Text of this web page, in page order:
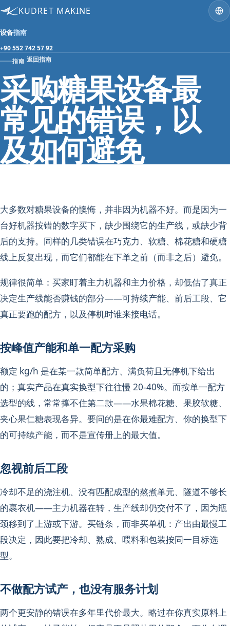
KUDRET MAKINE
设备指南
+90 552 742 57 92
指南 返回指南
采购糖果设备最
常见的错误，以
及如何避免
大多数对糖果设备的懊悔，并非因为机器不好。而是因为一
台好机器按错的数字买下，缺少围绕它的生产线，或缺少背
后的支持。同样的几类错误在巧克力、软糖、棉花糖和硬糖
线上反复出现，而它们都能在下单之前（而非之后）避免。
规律很简单：买家盯着主力机器和主力价格，却低估了真正
决定生产线能否赚钱的部分——可持续产能、前后工段、它
真正要跑的配方，以及停机时谁来接电话。
按峰值产能和单一配方采购
额定 kg/h 是在某一款简单配方、满负荷且无停机下给出
的；真实产品在真实换型下往往慢 20-40%。而按单一配方
选型的线，常常撑不住第二款——水果棉花糖、果胶软糖、
夹心果仁糖表现各异。要问的是在你最难配方、你的换型下
的可持续产能，而不是宣传册上的最大值。
忽视前后工段
冷却不足的浇注机、没有匹配成型的熬煮单元、隧道不够长
的裹衣机——主力机器在转，生产线却仍交付不了，因为瓶
颈移到了上游或下游。买链条，而非买单机：产出由最慢工
段决定，因此要把冷却、熟成、喂料和包装按同一目标选
型。
不做配方试产，也没有服务计划
两个更安静的错误在多年里代价最大。略过在你真实原料上